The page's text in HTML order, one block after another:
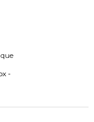
-